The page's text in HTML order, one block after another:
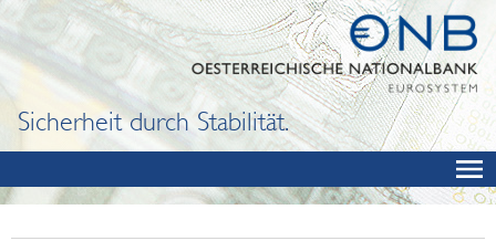
Sicherheit durch Stabilität.